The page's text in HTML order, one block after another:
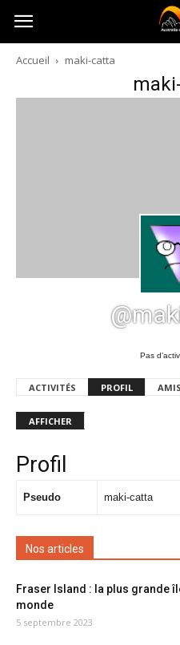
Australia-
australie.com
Accueil maki-catta
Pas
ACTIVITÉS PROFIL AMIS
AFFICHER
Profil
Pseudo maki-catta
Nos articles
Fraser Island : la plus grande
monde
5 septembre 2023